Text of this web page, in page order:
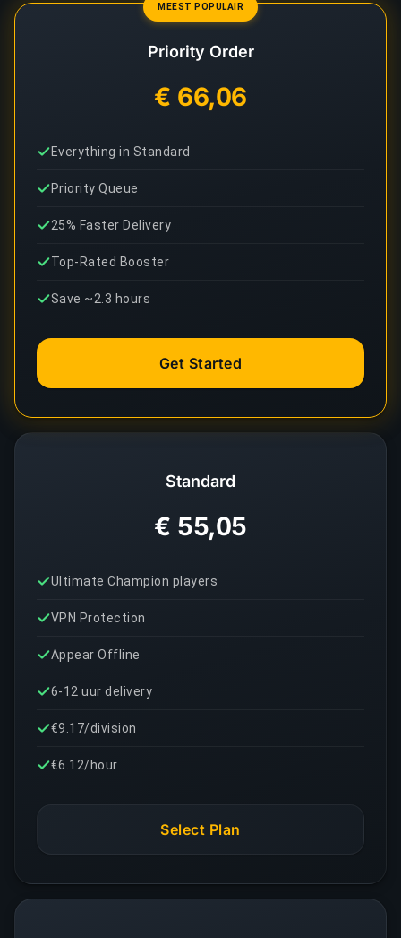
Standard
€ 55,05
Ultimate Champion players
VPN Protection
Appear Offline
6-12 uur delivery
€9.17/division
€6.12/hour
Select Plan
MEEST POPULAIR
Priority Order
€ 66,06
Everything in Standard
Priority Queue
25% Faster Delivery
Top-Rated Booster
Save ~2.3 hours
Get Started